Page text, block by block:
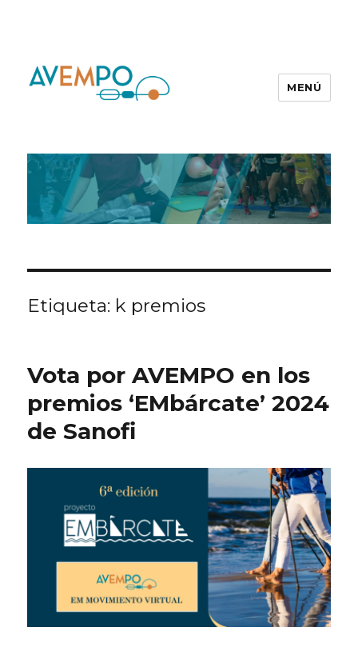
MENÚ
Etiqueta: k premios
Vota por AVEMPO en los
premios ‘EMbárcate’ 2024
de Sanofi